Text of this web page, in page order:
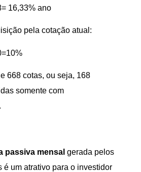
16,33% ano
pela cotação atual:
668 cotas, ou seja, 168
somente com
passiva mensal gerada pelos
é um atrativo para o investidor